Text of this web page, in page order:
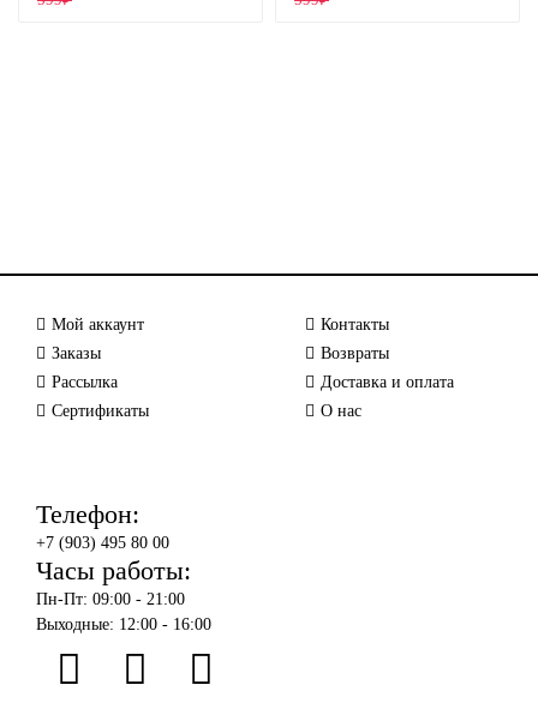
Мой аккаунт
Заказы
Рассылка
Сертификаты
Контакты
Возвраты
Доставка и оплата
О нас
Телефон:
+7 (903) 495 80 00
Часы работы:
Пн-Пт: 09:00 - 21:00
Выходные: 12:00 - 16:00